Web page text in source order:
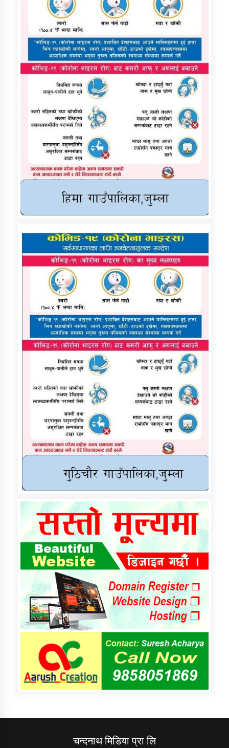
चन्दनाथ मिडिया प्रा लि